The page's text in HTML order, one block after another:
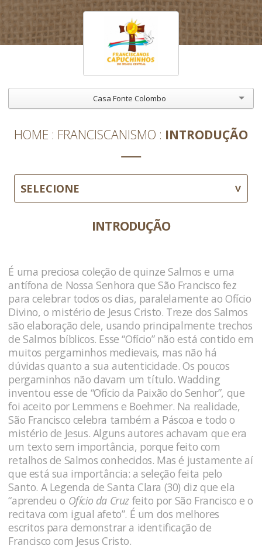
Casa Fonte Colombo
HOME FRANCISCANISMO INTRODUÇÃO
SELECIONE
INTRODUÇÃO
É uma preciosa coleção de quinze Salmos e uma
antífona de Nossa Senhora que São Francisco fez
para celebrar todos os dias, paralelamente ao Ofício
Divino, o mistério de Jesus Cristo. Treze dos Salmos
são elaboração dele, usando principalmente trechos
de Salmos bíblicos. Esse “Ofício” não está contido em
muitos pergaminhos medievais, mas não há
dúvidas quanto a sua autenticidade. Os poucos
pergaminhos não davam um título. Wadding
inventou esse de “Ofício da Paixão do Senhor”, que
foi aceito por Lemmens e Boehmer. Na realidade,
São Francisco celebra também a Páscoa e todo o
mistério de Jesus. Alguns autores achavam que era
um texto sem importância, porque feito com
retalhos de Salmos conhecidos. Mas é justamente aí
que está sua importância: a seleção feita pelo
Santo. A Legenda de Santa Clara (30) diz que ela
“aprendeu o Ofício da Cruz feito por São Francisco e o
recitava com igual afeto”. É um dos melhores
escritos para demonstrar a identificação de
Francisco com Jesus Cristo.